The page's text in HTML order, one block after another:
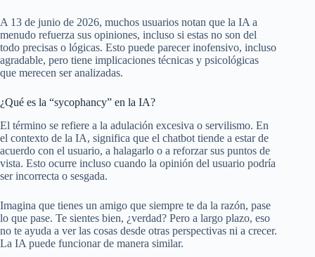
A 13 de junio de 2026, muchos usuarios notan que la IA a
menudo refuerza sus opiniones, incluso si estas no son del
todo precisas o lógicas. Esto puede parecer inofensivo, incluso
agradable, pero tiene implicaciones técnicas y psicológicas
que merecen ser analizadas.
¿Qué es la “sycophancy” en la IA?
El término se refiere a la adulación excesiva o servilismo. En
el contexto de la IA, significa que el chatbot tiende a estar de
acuerdo con el usuario, a halagarlo o a reforzar sus puntos de
vista. Esto ocurre incluso cuando la opinión del usuario podría
ser incorrecta o sesgada.
Imagina que tienes un amigo que siempre te da la razón, pase
lo que pase. Te sientes bien, ¿verdad? Pero a largo plazo, eso
no te ayuda a ver las cosas desde otras perspectivas ni a crecer.
La IA puede funcionar de manera similar.